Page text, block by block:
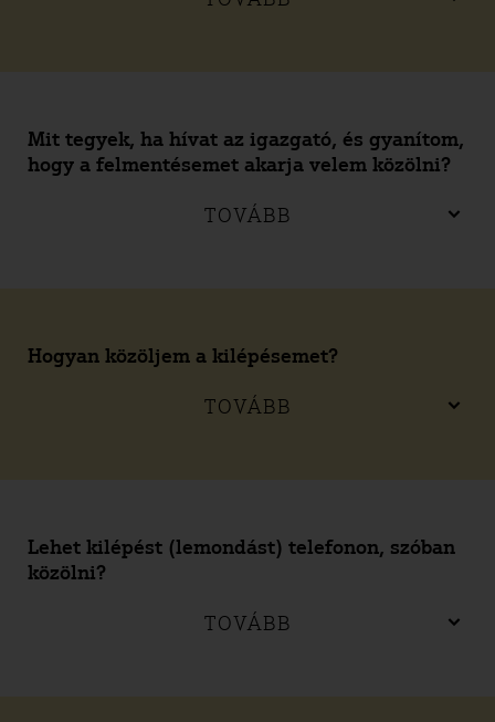
Mit tegyek, ha hívat az igazgató, és gyanítom,
hogy a felmentésemet akarja velem közölni?
TOVÁBB
Hogyan közöljem a kilépésemet?
TOVÁBB
Lehet kilépést (lemondást) telefonon, szóban
közölni?
TOVÁBB